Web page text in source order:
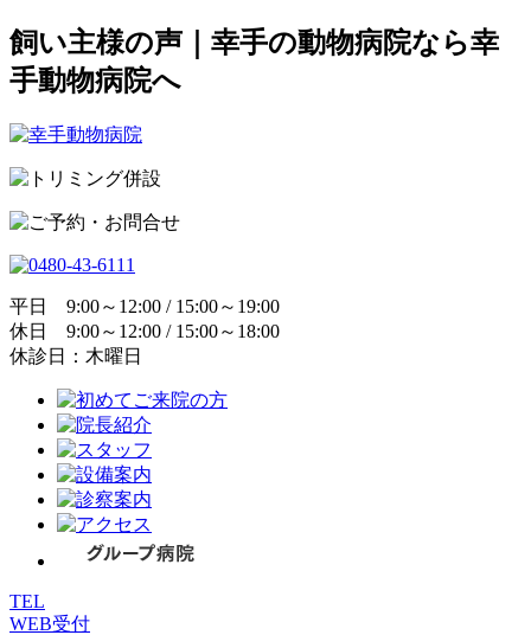
飼い主様の声｜幸手の動物病院なら幸
手動物病院へ
平日 9:00～12:00 / 15:00～19:00
休日 9:00～12:00 / 15:00～18:00
休診日：木曜日
TEL
WEB受付